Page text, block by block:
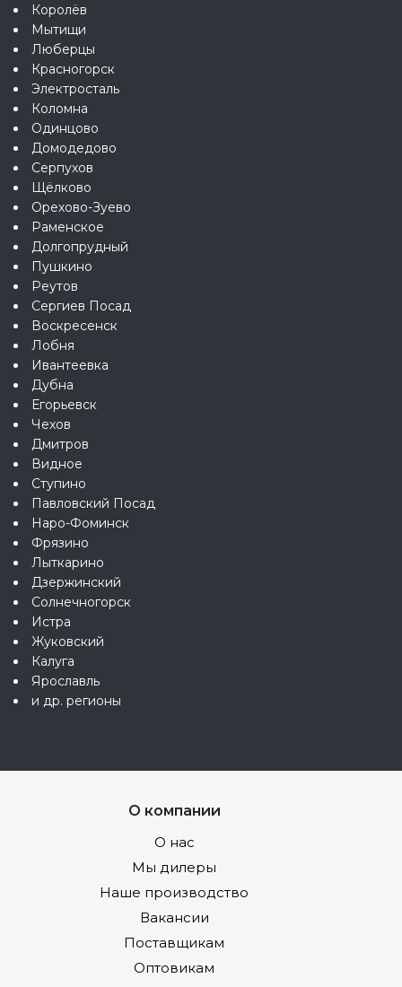
Королёв
Мытищи
Люберцы
Красногорск
Электросталь
Коломна
Одинцово
Домодедово
Серпухов
Щёлково
Орехово-Зуево
Раменское
Долгопрудный
Пушкино
Реутов
Сергиев Посад
Воскресенск
Лобня
Ивантеевка
Дубна
Егорьевск
Чехов
Дмитров
Видное
Ступино
Павловский Посад
Наро-Фоминск
Фрязино
Лыткарино
Дзержинский
Солнечногорск
Истра
Жуковский
Калуга
Ярославль
и др. регионы
О компании
О нас
Мы дилеры
Наше производство
Вакансии
Поставщикам
Оптовикам